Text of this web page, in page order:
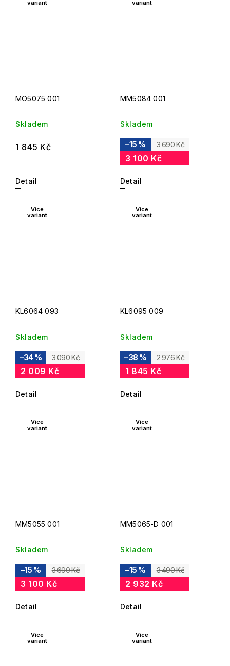
variant
MO5075 001
Skladem
1 845 Kč
Detail
variant
MM5084 001
Skladem
3 690 Kč
–15 %
3 100 Kč
Detail
Více
variant
KL6064 093
Skladem
3 090 Kč
–34 %
2 009 Kč
Detail
Více
variant
KL6095 009
Skladem
2 976 Kč
–38 %
1 845 Kč
Detail
Více
variant
MM5055 001
Skladem
3 690 Kč
–15 %
3 100 Kč
Detail
Více
variant
MM5065-D 001
Skladem
3 490 Kč
–15 %
2 932 Kč
Detail
Více
variant
Více
variant